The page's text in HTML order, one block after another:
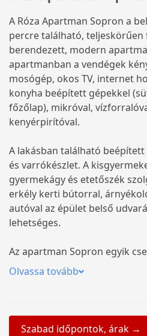
A Róza Apartman Sopron a
percre található, teljeskörűen
berendezett, modern
apartmanban a vendégek
mosógép, okos TV, internet
konyha beépített gépekkel
főzőlap), mikróval,
kenyérpirítóval.
A lakásban található
és varrókészlet. A
gyermekágy és etetőszék
erkély kerti bútorral,
autóval az épület belső
lehetséges.
Az apartman Sopron egyik
Olvassa tovább
Szabad időpontok, árak →